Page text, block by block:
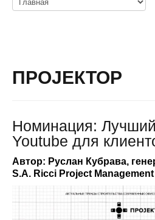
ПРОJЕКТОР
Номинация:
Youtube для
Автор: Руслан Кубрава,
S.A. Ricci Project Management